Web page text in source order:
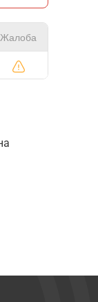
Жалоба